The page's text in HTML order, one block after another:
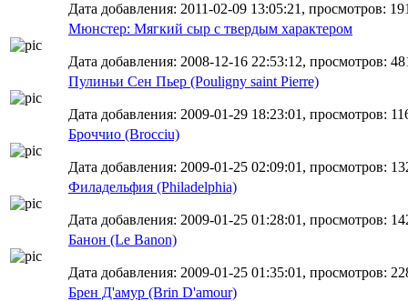
Дата добавления: 2011-02-09 13:05:21, просмотров: 191
Мюнстер: Мягкий сыр с твердым характером
Дата добавления: 2008-12-16 22:53:12, просмотров:
Пулиньи Сен Пьер (Pouligny saint Pierre)
Дата добавления: 2009-01-29 18:23:01, просмотров:
Броччио (Brocciu)
Дата добавления: 2009-01-25 02:09:01, просмотров:
Филадельфия (Philadelphia)
Дата добавления: 2009-01-25 01:28:01, просмотров:
Банон (Le Banon)
Дата добавления: 2009-01-25 01:35:01, просмотров:
Брен Д'амур (Brin D'amour)